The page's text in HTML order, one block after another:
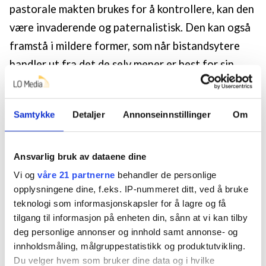
Samtykke Detaljer Annonseinnstillinger Om
Ansvarlig bruk av dataene dine
Vi og våre 21 partnerne behandler de personlige
opplysningene dine, f.eks. IP-nummeret ditt, ved å bruke
teknologi som informasjonskapsler for å lagre og få
tilgang til informasjon på enheten din, sånn at vi kan tilby
deg personlige annonser og innhold samt annonse- og
innholdsmåling, målgruppestatistikk og produktutvikling.
Du velger hvem som bruker dine data og i hvilke
pastorale makten brukes for å kontrollere, kan den
være invaderende og paternalistisk. Den kan også
framstå i mildere former, som når bistandsytere
handler ut fra det de selv mener er best for sin
pasient, beboer eller klient.
Når makt utøves, finnes det alltid motmakt, noen
ganger tydelig, andre ganger bare så vidt synlig.
en selv vil definere hva en tror og hvordan en vil
praktisere troen. I andre sammenhenger kan det
handle om å tenke eller handle annerledes enn det
andre definerer at en skal mene eller gjøre. Det er
en måte man kan vise motstand på mot den
invaderende kontrollen man er utsatt for. Foucault